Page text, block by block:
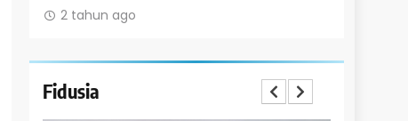
2 tahun ago
Fidusia